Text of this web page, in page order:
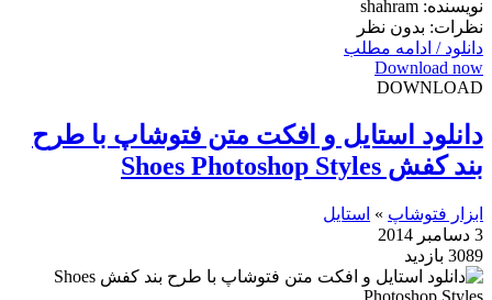
نویسنده: shahram
نظرات: بدون نظر
دانلود / ادامه مطلب
Download now
DOWNLOAD
دانلود استایل و افکت متن فتوشاپ با طرح
بند کفش Shoes Photoshop Styles
ابزار فتوشاپ » استایل
3 دسامبر 2014
3089 بازدید